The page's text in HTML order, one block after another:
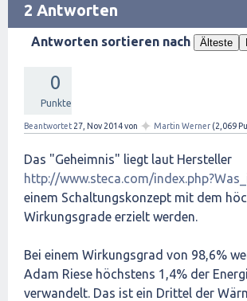
2 Antworten
Antworten sortieren nach Älteste
0
Punkte
Beantwortet 27, Nov 2014von ✦ Martin Werner (2,069
Das "Geheimnis" liegt laut Hersteller
http://www.steca.com/
einem Schaltungskonzept mit dem
Wirkungsgrade erzielt werden.
Bei einem Wirkungsgrad von 98,6%
Adam Riese höchstens 1,4% der
verwandelt. Das ist ein Drittel der